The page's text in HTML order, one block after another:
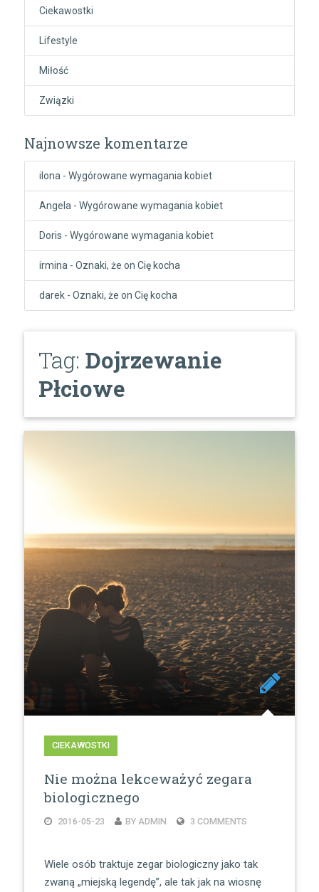
Ciekawostki
Lifestyle
Miłość
Związki
Najnowsze komentarze
ilona - Wygórowane wymagania kobiet
Angela - Wygórowane wymagania kobiet
Doris - Wygórowane wymagania kobiet
irmina - Oznaki, że on Cię kocha
darek- Oznaki, że on Cię kocha
Tag: Dojrzewanie
Płciowe
CIEKAWOSTKI
Nie można lekceważyć zegara
biologicznego
2016-05-23 BY ADMIN 3 COMMENTS
Wiele osób traktuje zegar biologiczny jako tak
zwaną „miejską legendę”, ale tak jak na wiosnę